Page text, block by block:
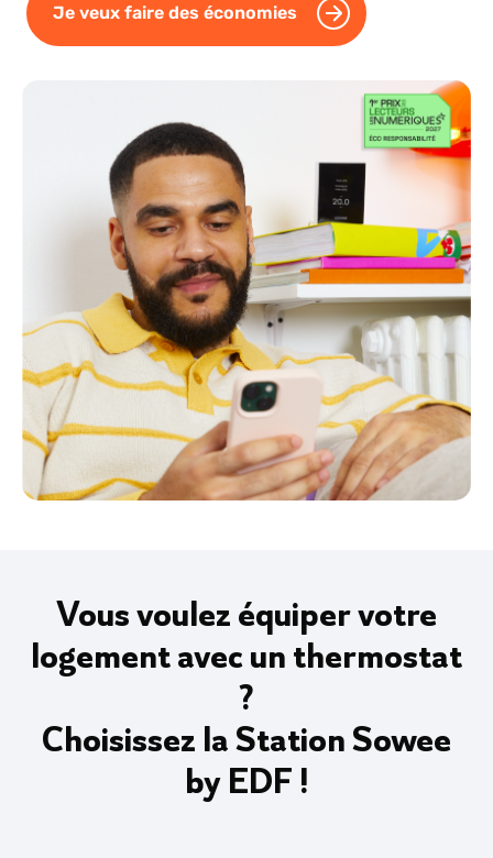
Je veux faire des économies
Vous voulez équiper votre
logement avec un thermostat
?
Choisissez la Station Sowee
by EDF !